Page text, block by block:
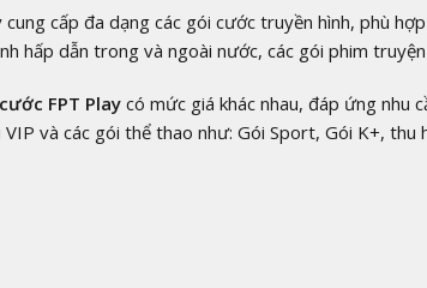
cung cấp đa dạng các gói cước truyền hình, phù
hấp dẫn trong và ngoài nước, các gói phim
FPT Playcó mức giá khác nhau, đáp ứng nhu
VIP và các gói thể thao như: Gói Sport, Gói K+,